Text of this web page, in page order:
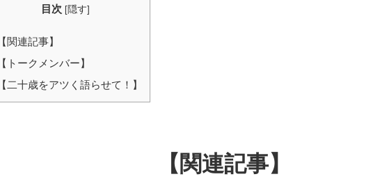
目次 [隠す]
【関連記事】
【トークメンバー】
【二十歳をアツく語らせて！】
【関連記事】